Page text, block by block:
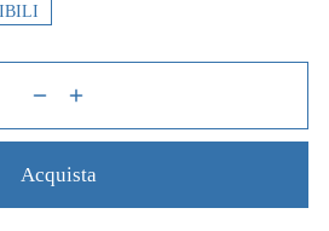
Acquista